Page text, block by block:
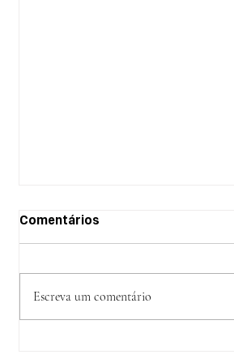
Comentários
Escreva um comentário